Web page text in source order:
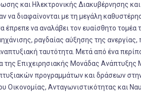
και Ηλεκτρονικής Διακυβέρνησης και
διαφαίνονται με τη μεγάλη
να αναλάβει τον ευαίσθητο τομέα
ραγδαίας αύξησης της
ταυτότητα. Μετά από ένα
της Επιχειρησιακής Μονάδας Ανάπτυξης
προγραμμάτων και δράσεων
Ανταγωνιστικότητας και